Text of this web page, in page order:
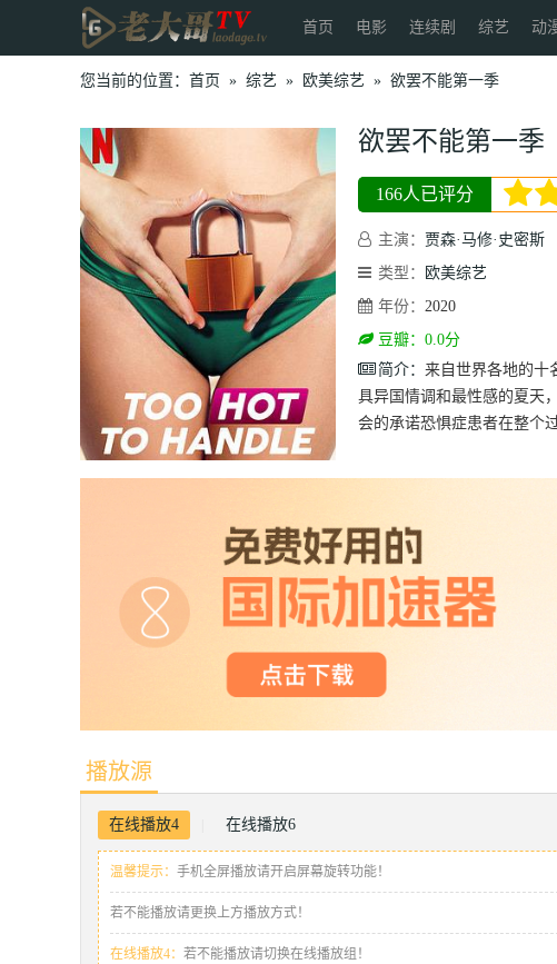
首页 电影 连续剧 综艺 动
您当前的位置： 首页 » 综艺 » 欧美综艺 » 欲罢不能第一季
欲罢不能第一季
166人已评分
主演： 贾森·马修·史密斯
类型：
欧美综艺
年份： 2020
豆瓣：0.0分
简介： 来自世界各地的十
具异国情调和最性感的夏天
会的承诺恐惧症患者在整个
播放源
在线播放4 在线播放6
温馨提示： 手机全屏播放请开启屏幕旋转功能！
若不能播放请更换上方播放方式！
在线播放4： 若不能播放请切换在线播放组！